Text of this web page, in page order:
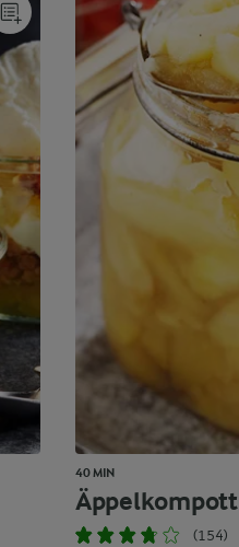
40 MIN
Äppelkompott
(154)